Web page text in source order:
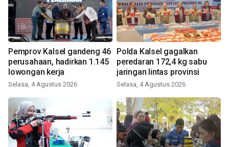
Pemprov Kalsel gandeng 46
perusahaan, hadirkan 1.145
lowongan kerja
Selasa, 4 Agustus 2026
Polda Kalsel gagalkan
peredaran 172,4 kg sabu
jaringan lintas provinsi
Selasa, 4 Agustus 2026